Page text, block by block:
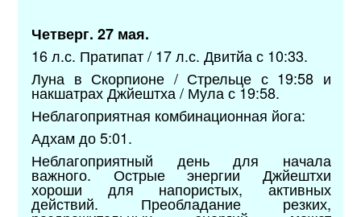
Четверг. 27 мая.
16 л.с. Пратипат / 17 л.с. Двитйа с 10:33.
Луна в Скорпионе / Стрельце с 19:58 и
накшатрах Джйештха / Мула с 19:58.
Неблагоприятная комбинационная йога:
Адхам до 5:01.
Неблагоприятный день для начала
важного. Острые энергии Джйештхи
хороши для напористых, активных
действий. Преобладание резких,